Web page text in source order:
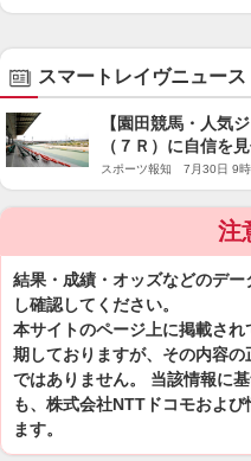
スマートレイヴニュース
【園田競馬・人気
（７Ｒ）に自信を
もにいい」
スポーツ報知 7月30日 9
注
結果・成績・オッズなどのデ
し確認してください。
本サイトのページ上に掲載さ
期しておりますが、その内容
ではありません。 当該情報に
も、株式会社NTTドコモおよ
ます。